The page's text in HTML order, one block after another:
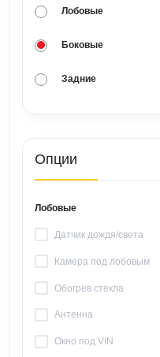
Лобовые
Боковые
Задние
Опции
Лобовые
Датчик дождя/света
Камера под лобовым
Обогрев стекла
Антенна
Окно под VIN